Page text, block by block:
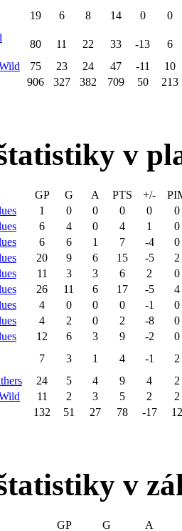
19 6 8 14 0 0
80 11 22 33 -13
6
75 23 24 47 -11
10
906 327 382 709 50 213
v
GP G A PTS +/-
1 0 0 0 0
0
6 4 0 4 1
0
6 6 1 7 -4
0
20 9 6 15 -5
2
11 3 3 6 2
0
26 11 6 17 -5
4
4 0 0 0 -1
0
4 2 0 2 -8
0
12 6 3 9 -2
0
7 3 1 4 -1
2
24 5 4 9 4
2
11 2 3 5 2
2
132 51 27 78 -17 12
v
GP G
A